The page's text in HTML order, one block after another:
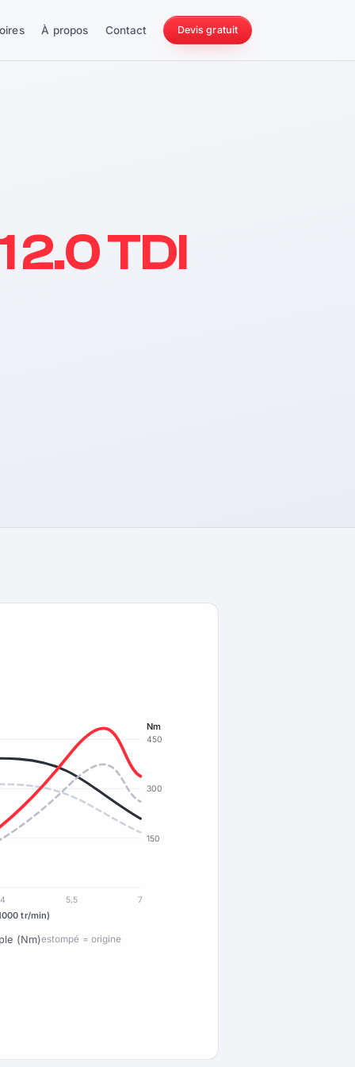
À propos Contact Devis gratuit
228 Nm
2.0 TDI
150
300
450
Nm
4 5,5 7
tr/min)
(Nm)estompé = origine